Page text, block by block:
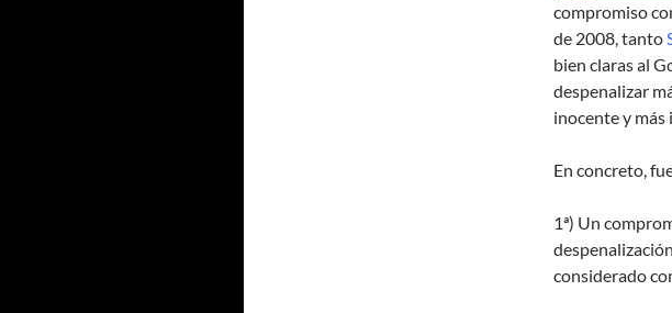
compromiso
de 2008, tanto
bien claras al
despenalizar
inocente y más
En concreto,
1ª) Un
considerado